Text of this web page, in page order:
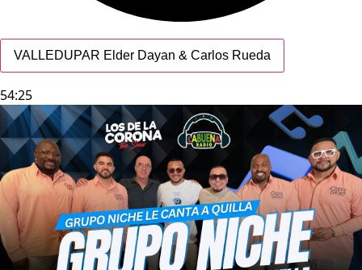
VALLEDUPAR Elder Dayan & Carlos Rueda
54:25